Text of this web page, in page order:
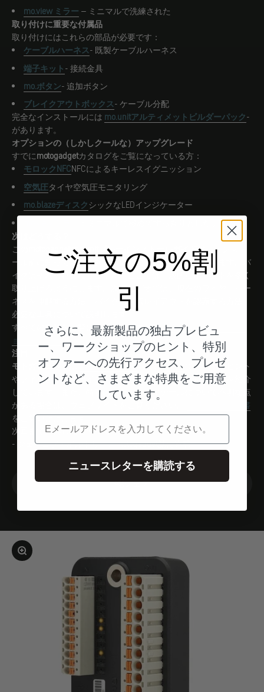
mo.view ミラー – ミニマルで洗練された
取り付けに重要な付属品
取り付けにはこれらの部品が必要です：
ケーブルハーネス- 既製ケーブルハーネス
端子キット - 接続金具
mo.ボタン- 追加ボタン
ブレイクアウトボックス- ケーブル分配
完全なインストールには mo.unitアルティメットビルダーパック-
があります。
オプションの（しかしクールな）アップグレード
すでにmotogadgetカタログをご覧になっている方：
モロックNFCNFCによるキーレスイグニッション
空気圧タイヤ空気圧モニタリング
mo.blazeディスク シックなLEDインジケーター
：ミニマルで極めてすっきりとしたデザイン
次はどうする？
この
motogadget mo.unitブルーインストールガイドは、インスト
ール前に知っておくべき最も重要なことをカバーしています。バ
イクはそれぞれ異なりますが、ここでは一般的なポイントを多く
取り上げるようにします。次のビデオでは、現在のワイヤーハー
ネスを理解する方法、バイクの電気レイアウトを認識する方法、
必要な工具について説明します。
すべての作業をご覧になりたいですか？ 今すぐインストレーシ
ョン・シリーズのパート1を見る .
注目
モトガジェットはインスタグラムおよびTikTok
で、簡単なヒント
やフィッティングのインスピレーション、製品の特徴などを紹介
しています。また、特定のパーツやディテールについて不明な点
がある場合は、ウェブサイトをご覧ください。
詳細なPDF説明書
をご覧いただけます。
次回まで、楽しんでヤッてください。
- ジェイコブ・ボルドリー、motogadget誌に寄稿
シェア
画像を拡大する
ご注文の5%割
引
さらに、最新製品の独占プレビュ
ー、ワークショップのヒント、特別
オファーへの先行アクセス、プレゼ
ントなど、さまざまな特典をご用意
しています。
電子メール
ニュースレターを購読する